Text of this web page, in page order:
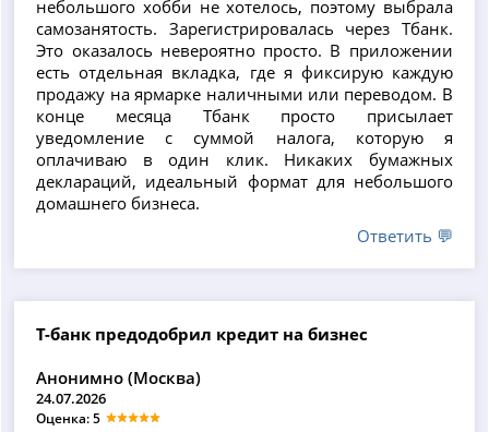
небольшого хобби не хотелось, поэтому выбрала
самозанятость. Зарегистрировалась через Тбанк.
Это оказалось невероятно просто. В приложении
есть отдельная вкладка, где я фиксирую каждую
продажу на ярмарке наличными или переводом. В
конце месяца Тбанк просто присылает
уведомление с суммой налога, которую я
оплачиваю в один клик. Никаких бумажных
деклараций, идеальный формат для небольшого
домашнего бизнеса.
Ответить 💬
Т-банк предодобрил кредит на бизнес
Анонимно (Москва)
24.07.2026
Оценка: 5